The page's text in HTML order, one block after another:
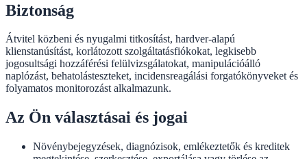
Biztonság
Átvitel közbeni és nyugalmi titkosítást, hardver-alapú
klienstanúsítást, korlátozott szolgáltatásfiókokat, legkisebb
jogosultsági hozzáférési felülvizsgálatokat, manipulációálló
naplózást, behatolásteszteket, incidensreagálási forgatókönyveket és
folyamatos monitorozást alkalmazunk.
Az Ön választásai és jogai
Növénybejegyzések, diagnózisok, emlékeztetők és kreditek